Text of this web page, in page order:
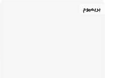
بريميوم